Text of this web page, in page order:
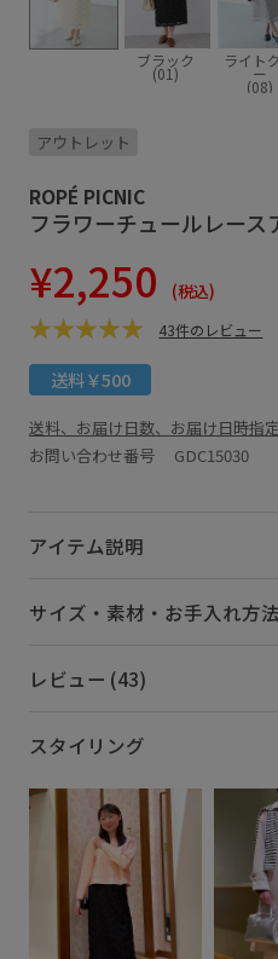
ブラック
(01)
ライト
ー
(08)
アウトレット
ROPÉ PICNIC
フラワーチュールレース
¥2,250 (税込)
43件のレビュー
送料￥500
送料、お届け日数、お届け日時指
お問い合わせ番号 GDC15030
アイテム説明
サイズ・素材・お手入れ方法
レビュー (43)
スタイリング